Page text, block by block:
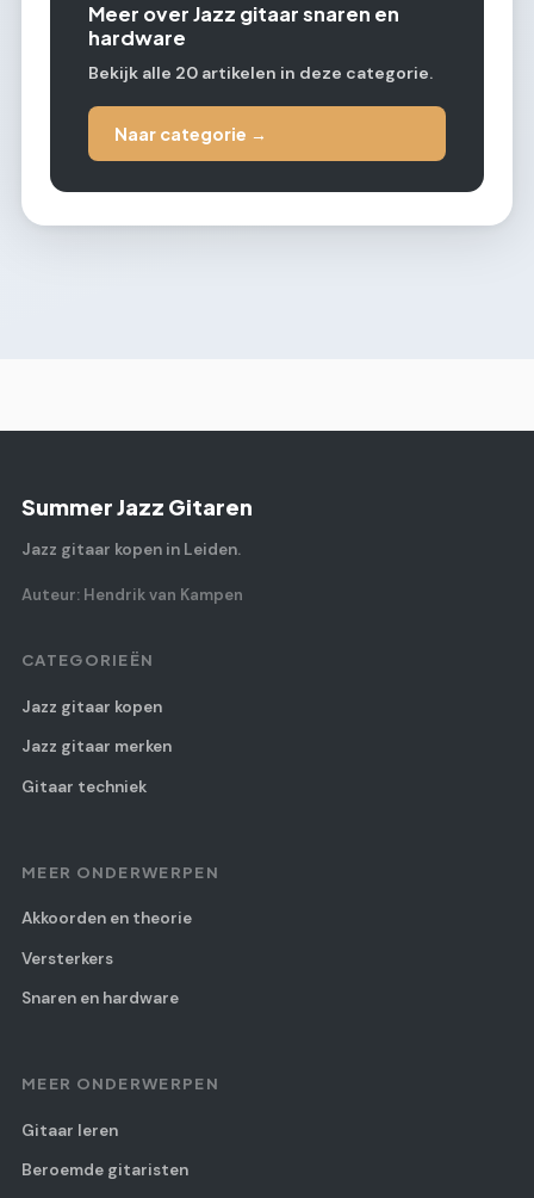
Meer over Jazz gitaar snaren en
hardware
Bekijk alle 20 artikelen in deze categorie.
Naar categorie →
Summer Jazz Gitaren
Jazz gitaar kopen in Leiden.
Auteur: Hendrik van Kampen
CATEGORIEËN
Jazz gitaar kopen
Jazz gitaar merken
Gitaar techniek
MEER ONDERWERPEN
Akkoorden en theorie
Versterkers
Snaren en hardware
MEER ONDERWERPEN
Gitaar leren
Beroemde gitaristen